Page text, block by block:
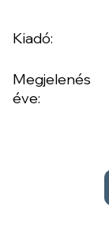
Kiadó:
Megjelenés
éve: